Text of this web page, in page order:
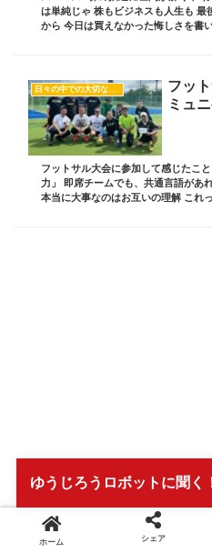
は単純じゃ 株もビジネスも人生も 最
から 今日は買えなかった悔しさを書
日々の中での大切な気付き
フッ
ミュ
フットサル大会に参加して感じたこ
力」 即席チームでも、共通言語があ
本当に大事なのはお互いの理解 これ
ホーム シェア
ゆうじろうロボットに聞く